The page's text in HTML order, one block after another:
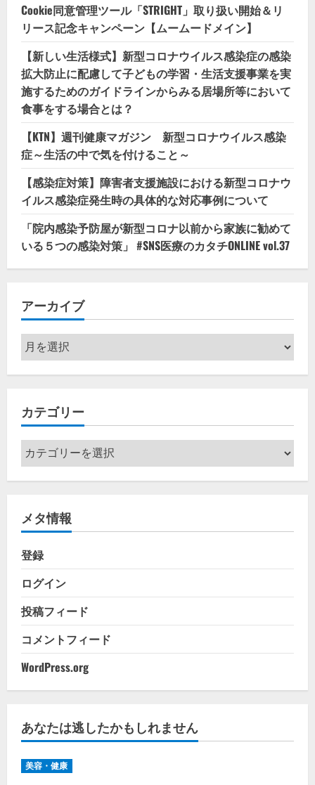
Cookie同意管理ツール「STRIGHT」取り扱い開始＆リ
リース記念キャンペーン【ムームードメイン】
【新しい生活様式】新型コロナウイルス感染症の感染
拡大防止に配慮して子どもの学習・生活支援事業を実
施するためのガイドラインからみる居場所等において
食事をする場合とは？
【KTN】週刊健康マガジン 新型コロナウイルス感染
症～生活の中で気を付けること～
【感染症対策】障害者支援施設における新型コロナウ
イルス感染症発生時の具体的な対応事例について
「院内感染予防屋が新型コロナ以前から家族に勧めて
いる５つの感染対策」 #SNS医療のカタチONLINE vol.37
アーカイブ
ア
ー
カ
ブ
カテゴリー
カ
テ
ゴ
ー
メタ情報
登録
ログイン
投稿フィード
コメントフィード
WordPress.org
あなたは逃したかもしれません
美容・健康